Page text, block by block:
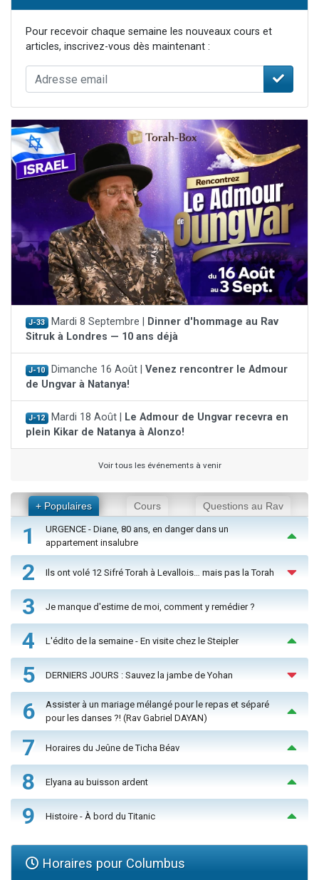
Pour recevoir chaque semaine les nouveaux cours et
articles, inscrivez-vous dès maintenant :
J-33 Mardi 8 Septembre |
Dinner d'hommage au Rav
Sitruk à Londres — 10 ans déjà
J-10 Dimanche 16 Août | Venez rencontrer le Admour
de Ungvar à Natanya!
J-12 Mardi 18 Août |
Le Admour de Ungvar recevra en
plein Kikar de Natanya à Alonzo!
Voir tous les événements à venir
+ Populaires Cours Questions au Rav
1
URGENCE - Diane, 80 ans, en danger dans un
appartement insalubre
2 Ils ont volé 12 Sifré Torah à Levallois… mais pas la Torah
3 Je manque d'estime de moi, comment y remédier ?
4 L'édito de la semaine - En visite chez le Steipler
5 DERNIERS JOURS : Sauvez la jambe de Yohan
6
Assister à un mariage mélangé pour le repas et séparé
pour les danses ?! (Rav Gabriel DAYAN)
7 Horaires du Jeûne de Ticha Béav
8 Elyana au buisson ardent
9 Histoire - À bord du Titanic
Horaires pour Columbus